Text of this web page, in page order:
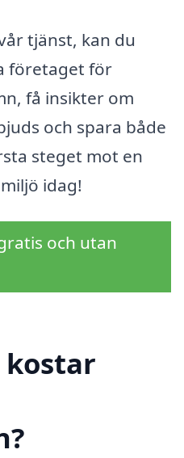
tjänst, kan du
företaget för
få insikter om
och spara både
steget mot en
idag!
och utan